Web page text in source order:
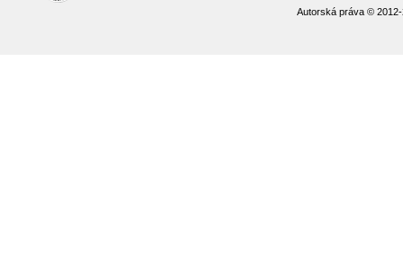
Autorská práva ©